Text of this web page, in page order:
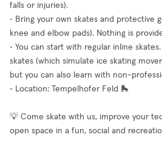
falls or injuries).
• Bring your own skates and protective
knee and elbow pads). Nothing is
• You can start with regular inline
skates (which simulate ice skating
but you can also learn with non-
• Location: Tempelhofer Feld 🛼
💡 Come skate with us, improve your
open space in a fun, social and